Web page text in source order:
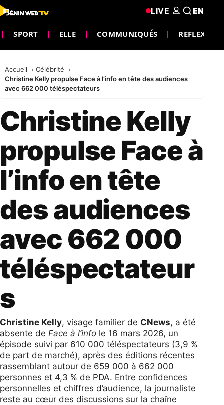
SPORT ELLE COMMUNIQUÉS REFLEXION
LIVE EN
Accueil
Célébrité
Christine Kelly propulse Face à l’info en tête des audiences
avec 662 000 téléspectateurs
Christine Kelly
propulse Face à
l’info en tête
des audiences
avec 662 000
téléspectateur
s
Christine Kelly, visage familier de CNews, a été
absente de Face à l’info le 16 mars 2026, un
épisode suivi par 610 000 téléspectateurs (3,9 %
de part de marché), après des éditions récentes
rassemblant autour de 659 000 à 662 000
personnes et 4,3 % de PDA. Entre confidences
personnelles et chiffres d’audience, la journaliste
reste au cœur des discussions sur la chaîne